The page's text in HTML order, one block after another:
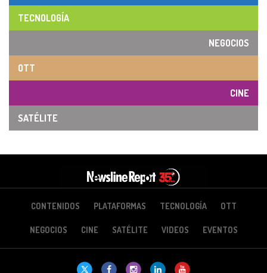
TECNOLOGÍA
NEGOCIOS
OTT
CINE
SATÉLITE
CONTENIDOS PLATAFORMAS TECNOLOGÍA OTT
NEGOCIOS CINE SATÉLITE VIDEOS EVENTOS